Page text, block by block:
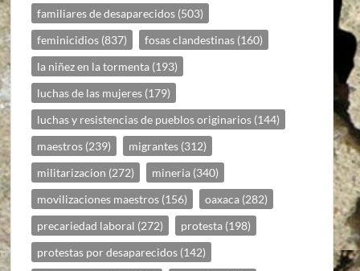
familiares de desaparecidos (503)
feminicidios (837) fosas clandestinas (160)
la niñez en la tormenta (193)
luchas de las mujeres (179)
luchas y resistencias de pueblos originarios (144)
maestros (239) migrantes (312)
militarizacion (272) mineria (340)
movilizaciones maestros (156) oaxaca (282)
precariedad laboral (272) protesta (198)
protestas por desaparecidos (142)